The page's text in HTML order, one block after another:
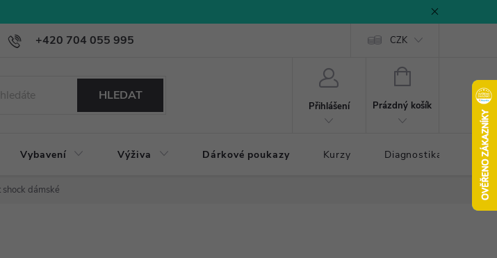
+420 704 055 995 CZK
HLEDAT
Přihlášení
NÁKUPNÍ
Prázdný košík
Vybavení Výživa Dárkové poukazy Kurzy Diagnostika došlapu
dámské